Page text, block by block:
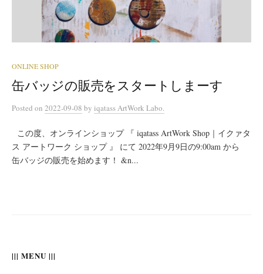
ONLINE SHOP
缶バッジの販売をスタートしまーす
Posted on 2022-09-08 by iqatass ArtWork Labo.
この度、オンラインショップ 『 iqatass ArtWork Shop｜イクァタ
ス アートワーク ショップ 』 にて 2022年9月9日の9:00am から
缶バッジの販売を始めます！ &n...
||| MENU |||